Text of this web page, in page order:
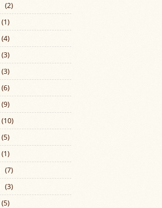
(2)
(1)
(4)
(3)
(3)
(6)
(9)
(10)
(5)
(1)
(7)
(3)
(5)